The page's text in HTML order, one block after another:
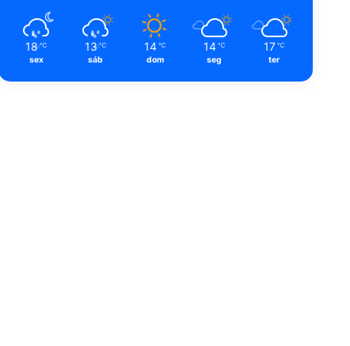
18 ℃
sex
13 ℃
sáb
14 ℃
dom
14 ℃
seg
17 ℃
ter